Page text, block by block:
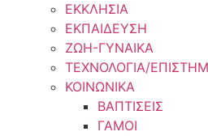
ΕΚΚΛΗΣΙΑ
ΕΚΠΑΙΔΕΥΣΗ
ΖΩΗ-ΓΥΝΑΙΚΑ
ΤΕΧΝΟΛΟΓΙΑ/
ΚΟΙΝΩΝΙΚΑ
ΒΑΠΤΙΣΕΙΣ
ΓΑΜΟΙ